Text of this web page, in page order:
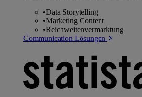
•Data Storytelling
•Marketing Content
•Reichweitenvermarktung
Communication Lösungen